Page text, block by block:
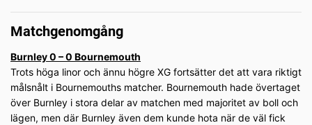
Matchgenomgång
Burnley 0 – 0 Bournemouth
Trots höga linor och ännu högre XG fortsätter det att vara riktigt
målsnålt i Bournemouths matcher. Bournemouth hade övertaget
över Burnley i stora delar av matchen med majoritet av boll och
lägen, men där Burnley även dem kunde hota när de väl fick